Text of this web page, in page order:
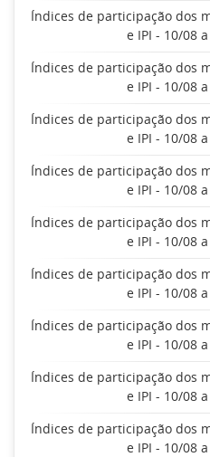
Índices de participação dos
e IPI - 10/08
Índices de participação dos
e IPI - 10/08
Índices de participação dos
e IPI - 10/08
Índices de participação dos
e IPI - 10/08
Índices de participação dos
e IPI - 10/08
Índices de participação dos
e IPI - 10/08
Índices de participação dos
e IPI - 10/08
Índices de participação dos
e IPI - 10/08
Índices de participação dos
e IPI - 10/08